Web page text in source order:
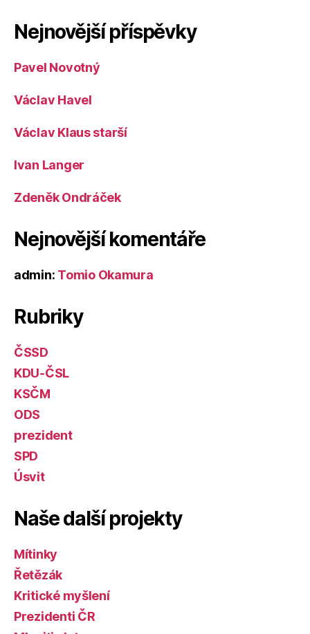
Nejnovější příspěvky
Pavel Novotný
Václav Havel
Václav Klaus starší
Ivan Langer
Zdeněk Ondráček
Nejnovější komentáře
admin: Tomio Okamura
Rubriky
ČSSD
KDU-ČSL
KSČM
ODS
prezident
SPD
Úsvit
Naše další projekty
Mítinky
Řetězák
Kritické myšlení
Prezidenti ČR